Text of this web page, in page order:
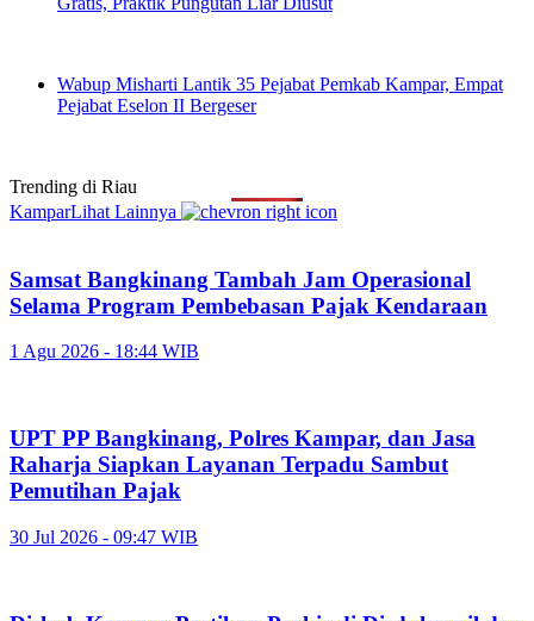
Wabup Misharti Lantik 35 Pejabat Pemkab Kampar, Empat
Pejabat Eselon II Bergeser
Trending di Riau
KamparLihat Lainnya
Samsat Bangkinang Tambah Jam Operasional
Selama Program Pembebasan Pajak Kendaraan
1 Agu 2026 - 18:44 WIB
UPT PP Bangkinang, Polres Kampar, dan Jasa
Raharja Siapkan Layanan Terpadu Sambut
Pemutihan Pajak
30 Jul 2026 - 09:47 WIB